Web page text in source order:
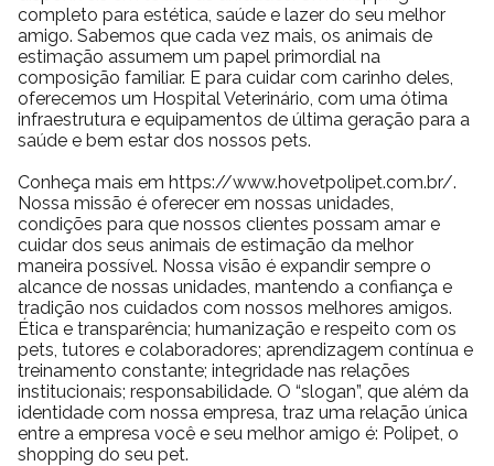
Essa combinação de funcionalidade, consciência ecológica e
design eficiente faz do produto um item essencial para quem leva
a sério o cuidado com animais e com a cidade.
completo para estética, saúde e lazer do seu melhor
amigo. Sabemos que cada vez mais, os animais de
estimação assumem um papel primordial na
composição familiar. E para cuidar com carinho deles,
oferecemos um Hospital Veterinário, com uma ótima
infraestrutura e equipamentos de última geração para a
saúde e bem estar dos nossos pets.
Conheça mais em https://www.hovetpolipet.com.br/.
Nossa missão é oferecer em nossas unidades,
condições para que nossos clientes possam amar e
cuidar dos seus animais de estimação da melhor
maneira possível. Nossa visão é expandir sempre o
alcance de nossas unidades, mantendo a confiança e
tradição nos cuidados com nossos melhores amigos.
Ética e transparência; humanização e respeito com os
pets, tutores e colaboradores; aprendizagem contínua e
treinamento constante; integridade nas relações
institucionais; responsabilidade. O “slogan”, que além da
identidade com nossa empresa, traz uma relação única
entre a empresa você e seu melhor amigo é: Polipet, o
shopping do seu pet.